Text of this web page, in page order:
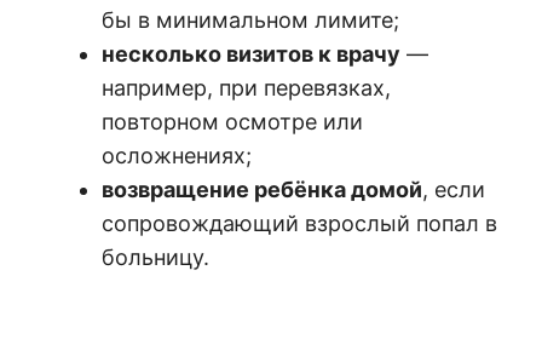
бы в минимальном лимите;
несколько визитов к врачу —
например, при перевязках,
повторном осмотре или
осложнениях;
возвращение ребёнка домой, если
сопровождающий взрослый попал в
больницу.